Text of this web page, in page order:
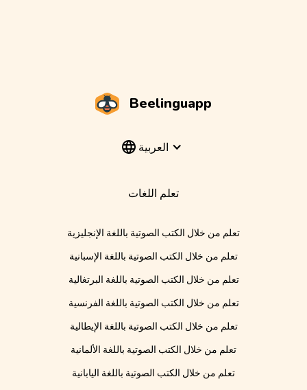
Beelinguapp
العربية
تعلم اللغات
تعلم من خلال الكتب الصوتية باللغة الإنجليزية
تعلم من خلال الكتب الصوتية باللغة الإسبانية
تعلم من خلال الكتب الصوتية باللغة البرتغالية
تعلم من خلال الكتب الصوتية باللغة الفرنسية
تعلم من خلال الكتب الصوتية باللغة الإيطالية
تعلم من خلال الكتب الصوتية باللغة الألمانية
تعلم من خلال الكتب الصوتية باللغة اليابانية